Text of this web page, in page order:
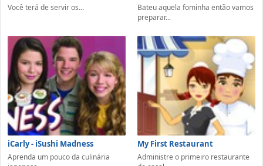
Você terá de servir os...
Bateu aquela fominha então vamos
preparar...
iCarly - iSushi Madness
Aprenda um pouco da culinária
My First Restaurant
Administre o primeiro restaurante